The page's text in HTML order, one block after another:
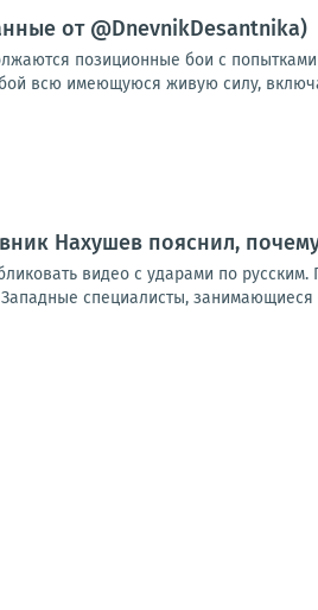
от @DnevnikDesantnika)
позиционные бои с
всю имеющуюся живую силу,
Нахушев пояснил,
видео с ударами по
специалисты, занимающиеся